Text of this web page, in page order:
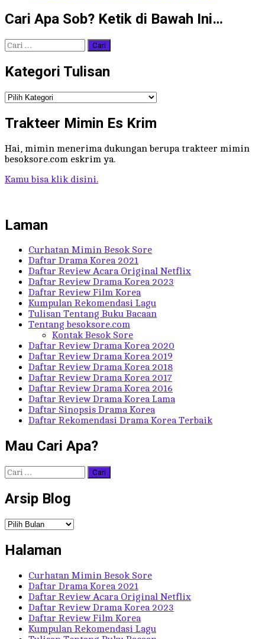
Cari Apa Sob? Ketik di Bawah Ini…
Cari
untuk:
Kategori Tulisan
Kategori
Trakteer Mimin Es Krim
Hai, mimin menerima dukungan berupa trakteer mimin
besoksore.com eskrim ya.
Kamu bisa klik disini.
Laman
Curhatan Mimin Besok Sore
Daftar Drama Korea 2021
Daftar Review Acara Original Netflix
Daftar Review Drama Korea 2023
Daftar Review Film Korea
Kumpulan Rekomendasi Lagu
Tulisan Tentang Buku Bacaan
Tentang besoksore.com
Kontak Besok Sore
Daftar Review Drama Korea 2020
Daftar Review Drama Korea 2019
Daftar Review Drama Korea 2018
Daftar Review Drama Korea 2017
Daftar Review Drama Korea 2016
Daftar Review Drama Korea Lama
Daftar Sinopsis Drama Korea
Daftar Rekomendasi Drama Korea Terbaik
Mau Cari Apa?
Cari
Arsip Blog
Arsip
Halaman
Curhatan Mimin Besok Sore
Daftar Drama Korea 2021
Daftar Review Acara Original Netflix
Daftar Review Drama Korea 2023
Daftar Review Film Korea
Kumpulan Rekomendasi Lagu